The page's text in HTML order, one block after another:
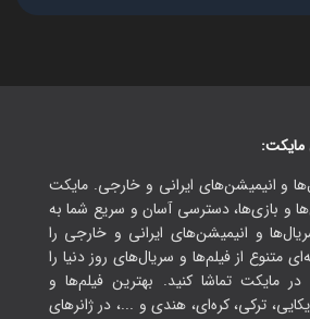
مایکت:
و انیمیشن‌های ایرانی و خارجی. مایکت
و بازی‌ها، دسترسی آسان و سریع شما به
و انیمیشن‌های ایرانی و خارجی را
متنوع از فیلم‌ها و سریال‌های روز دنیا را
مایکت تماشا کنید. بهترین فیلم‌ها و
ترکی، کره‌ای، هندی و ...، در ژانرهای